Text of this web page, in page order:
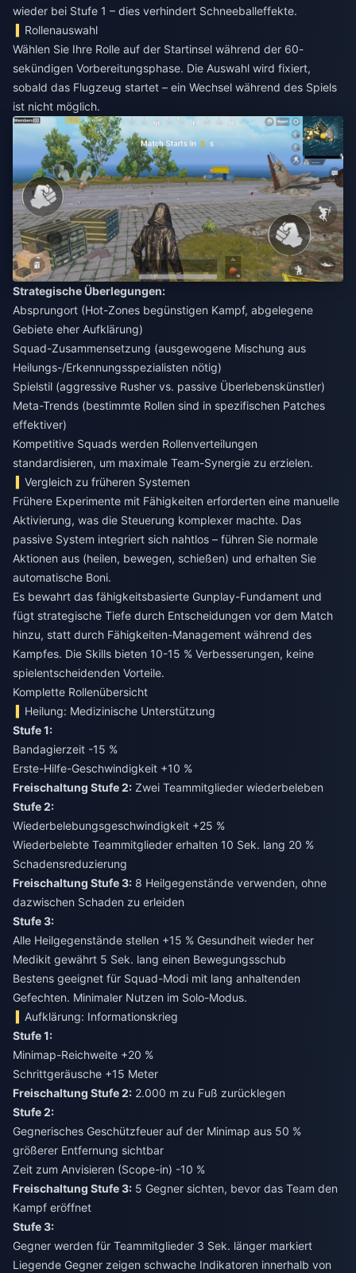
wieder bei Stufe 1 – dies verhindert Schneeballeffekte.
Rollenauswahl
Wählen Sie Ihre Rolle auf der Startinsel während der 60-
sekündigen Vorbereitungsphase. Die Auswahl wird fixiert,
sobald das Flugzeug startet – ein Wechsel während des Spiels
ist nicht möglich.
Strategische Überlegungen:
Absprungort (Hot-Zones begünstigen Kampf, abgelegene
Gebiete eher Aufklärung)
Squad-Zusammensetzung (ausgewogene Mischung aus
Heilungs-/Erkennungsspezialisten nötig)
Spielstil (aggressive Rusher vs. passive Überlebenskünstler)
Meta-Trends (bestimmte Rollen sind in spezifischen Patches
effektiver)
Kompetitive Squads werden Rollenverteilungen
standardisieren, um maximale Team-Synergie zu erzielen.
Vergleich zu früheren Systemen
Frühere Experimente mit Fähigkeiten erforderten eine manuelle
Aktivierung, was die Steuerung komplexer machte. Das
passive System integriert sich nahtlos – führen Sie normale
Aktionen aus (heilen, bewegen, schießen) und erhalten Sie
automatische Boni.
Es bewahrt das fähigkeitsbasierte Gunplay-Fundament und
fügt strategische Tiefe durch Entscheidungen vor dem Match
hinzu, statt durch Fähigkeiten-Management während des
Kampfes. Die Skills bieten 10-15 % Verbesserungen, keine
spielentscheidenden Vorteile.
Komplette Rollenübersicht
Heilung: Medizinische Unterstützung
Stufe 1:
Bandagierzeit -15 %
Erste-Hilfe-Geschwindigkeit +10 %
Freischaltung Stufe 2:
Stufe 2:
Wiederbelebungsgeschwindigkeit +25 %
Wiederbelebte Teammitglieder erhalten 10 Sek. lang 20 %
Schadensreduzierung
Freischaltung Stufe 3: 8 Heilgegenstände verwenden, ohne
Stufe 3:
Alle Heilgegenstände stellen +15 % Gesundheit wieder her
Medikit gewährt 5 Sek. lang einen Bewegungsschub
Bestens geeignet für Squad-Modi mit lang anhaltenden
Gefechten. Minimaler Nutzen im Solo-Modus.
Aufklärung: Informationskrieg
Stufe 1:
Minimap-Reichweite +20 %
Schrittgeräusche +15 Meter
Freischaltung Stufe 2:
Stufe 2:
Gegnerisches Geschützfeuer auf der Minimap aus 50 %
größerer Entfernung sichtbar
Zeit zum Anvisieren (Scope-in) -10 %
Freischaltung Stufe 3: 5 Gegner sichten, bevor das Team den
Stufe 3:
Gegner werden für Teammitglieder 3 Sek. länger markiert
Liegende Gegner zeigen schwache Indikatoren innerhalb von